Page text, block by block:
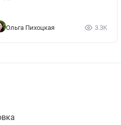
Ольга Пихоцкая 3.3K